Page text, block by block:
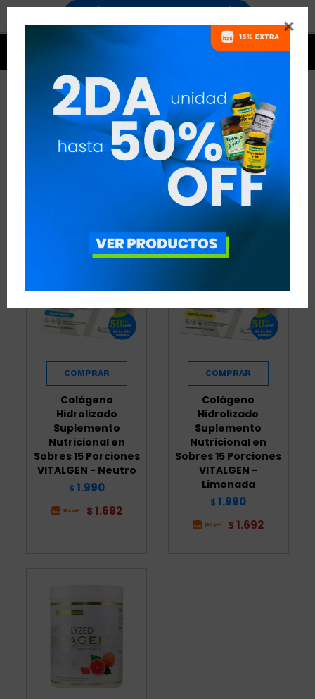

COLÁGENO Y ÁCIDO
HIALURÓNICO
VEGANO:
NO
RECOMENDADOS
Colágeno
Hidrolizado
Suplemento
Nutricional en
Sobres 15 Porciones
VITALGEN - Neutro
$ 1.990
$ 1.692
Colágeno
Hidrolizado
Suplemento
Nutricional en
Sobres 15 Porciones
VITALGEN -
Limonada
$ 1.990
$ 1.692